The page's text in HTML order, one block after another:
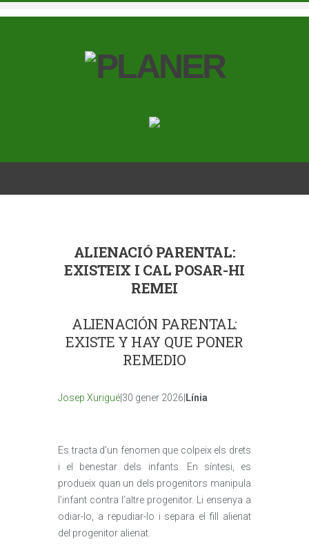
ALIENACIÓ PARENTAL:
EXISTEIX I CAL POSAR-HI
REMEI
ALIENACIÓN PARENTAL:
EXISTE Y HAY QUE PONER
REMEDIO
Josep Xurigué |30 gener 2026| Línia
Es tracta d’un fenomen que colpeix els drets
i el benestar dels infants. En síntesi, es
produeix quan un dels progenitors manipula
l’infant contra l’altre progenitor. Li ensenya a
odiar-lo, a repudiar-lo i separa el fill alienat
del progenitor alienat.